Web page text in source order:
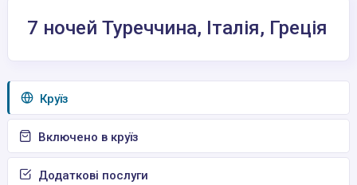
7 ночей Туреччина, Італія, Греція
Круїз
Включено в круїз
Додаткові послуги